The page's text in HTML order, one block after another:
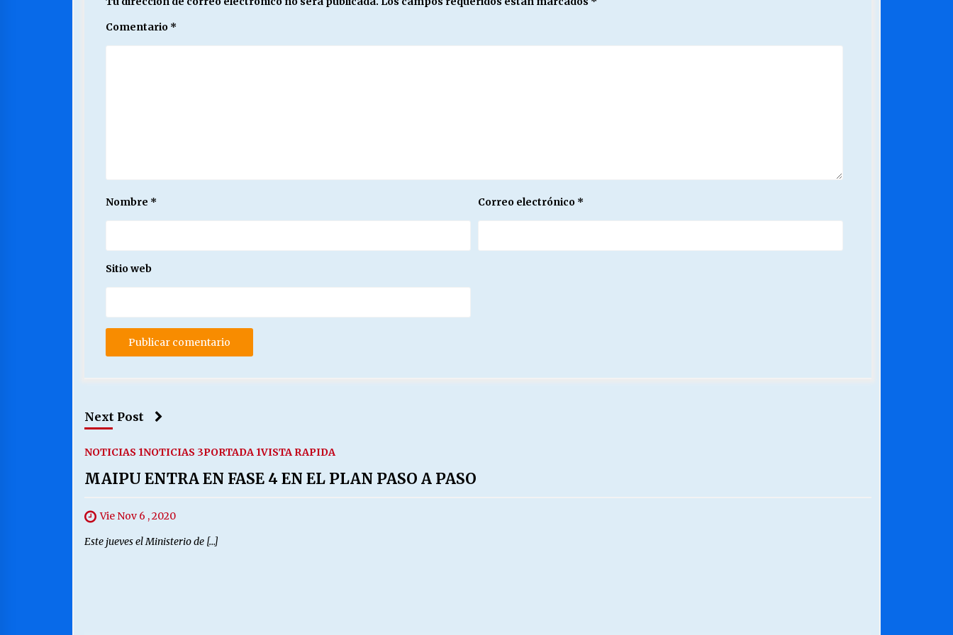
Comentario *
Nombre * Correo electrónico *
Sitio web
Next Post
NOTICIAS 1NOTICIAS 3PORTADA 1VISTA RAPIDA
MAIPU ENTRA EN FASE 4 EN EL PLAN PASO A PASO
Vie Nov 6 , 2020
Este jueves el Ministerio de […]